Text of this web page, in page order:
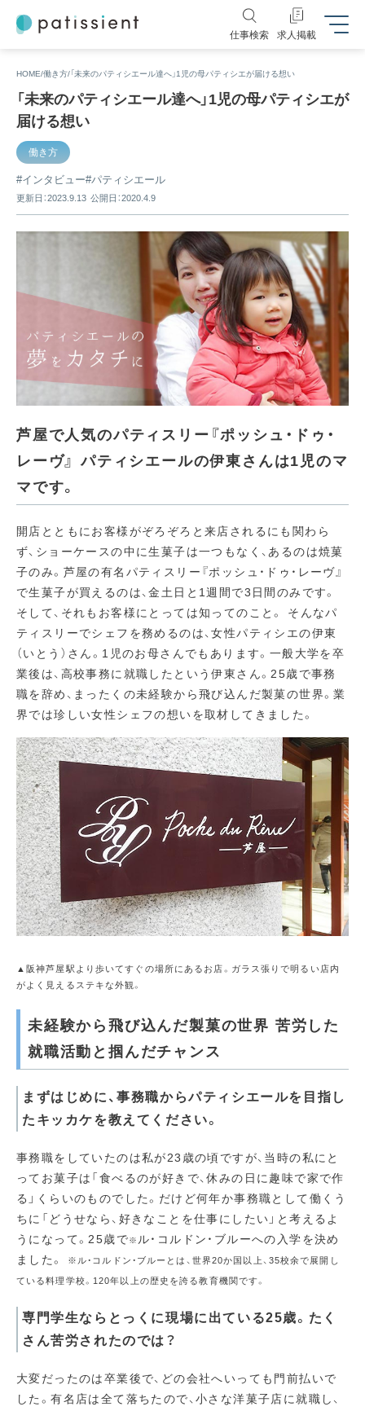
仕事検索 求人掲載
HOME 働き方 「未来のパティシエール達へ」1児の母パティシエが届ける想い
「未来のパティシエール達へ」1児の母パティシエが
届ける想い
働き方
インタビュー パティシエール
更新日：2023.9.13 公開日：2020.4.9
芦屋で人気のパティスリー『ポッシュ・ドゥ・
レーヴ』 パティシエールの伊東さんは1児のマ
マです。
開店とともにお客様がぞろぞろと来店されるにも関わら
ず、ショーケースの中に生菓子は一つもなく、あるのは焼菓
子のみ。芦屋の有名パティスリー『ポッシュ・ドゥ・レーヴ』
で生菓子が買えるのは、金土日と1週間で3日間のみです。
そして、それもお客様にとっては知ってのこと。 そんなパ
ティスリーでシェフを務めるのは、女性パティシエの伊東
（いとう）さん。1児のお母さんでもあります。一般大学を卒
業後は、高校事務に就職したという伊東さん。25歳で事務
職を辞め、まったくの未経験から飛び込んだ製菓の世界。業
界では珍しい女性シェフの想いを取材してきました。
▲阪神芦屋駅より歩いてすぐの場所にあるお店。ガラス張りで明るい店内
がよく見えるステキな外観。
未経験から飛び込んだ製菓の世界 苦労した
就職活動と掴んだチャンス
まずはじめに、事務職からパティシエールを目指し
たキッカケを教えてください。
事務職をしていたのは私が23歳の頃ですが、当時の私にと
ってお菓子は「食べるのが好きで、休みの日に趣味で家で作
る」くらいのものでした。だけど何年か事務職として働くう
ちに「どうせなら、好きなことを仕事にしたい」と考えるよ
うになって。25歳で※ ル・コルドン・ブルーへの入学を決め
ました。
※ル・コルドン・ブルーとは、世界20か国以上、35校余で展開し
ている料理学校。120年以上の歴史を誇る教育機関です。
専門学生ならとっくに現場に出ている25歳。たく
さん苦労されたのでは？
大変だったのは卒業後で、どの会社へいっても門前払いで
した。有名店は全て落ちたので、小さな洋菓子店に就職し、